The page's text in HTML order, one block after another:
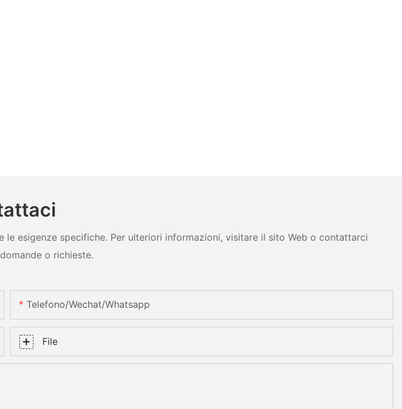
esigenze specifiche. Per ulteriori informazioni, visitare il sito Web o contattarci
o richieste.
Telefono/Wechat/Whatsapp
File